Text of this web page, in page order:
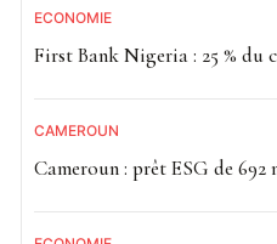
ECONOMIE
First Bank Nigeria : 25 % du
CAMEROUN
Cameroun : prêt ESG de